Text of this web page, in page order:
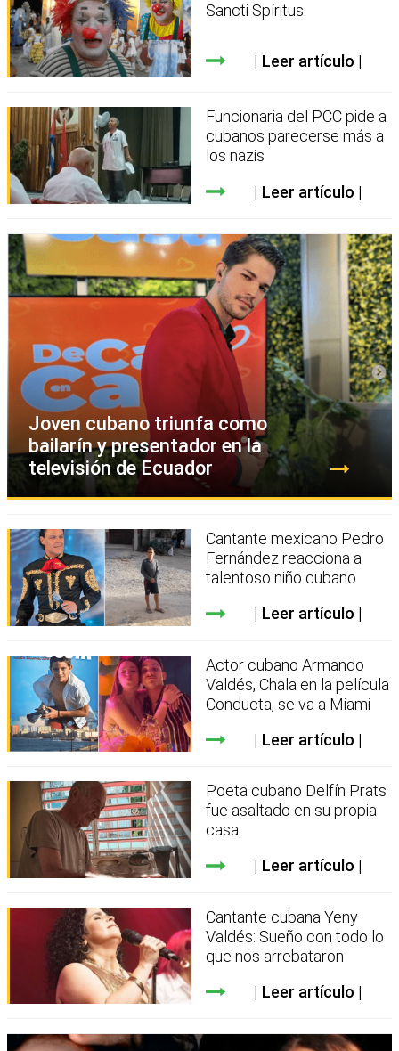
Sancti Spíritus
Leer artículo
Funcionaria del PCC pide a
cubanos parecerse más a
los nazis
Leer artículo
Joven cubano triunfa como
bailarín y presentador en la
televisión de Ecuador
Cantante mexicano Pedro
Fernández reacciona a
talentoso niño cubano
Leer artículo
Actor cubano Armando
Valdés, Chala en la película
Conducta, se va a Miami
Leer artículo
Poeta cubano Delfín Prats
fue asaltado en su propia
casa
Leer artículo
Cantante cubana Yeny
Valdés: Sueño con todo lo
que nos arrebataron
Leer artículo